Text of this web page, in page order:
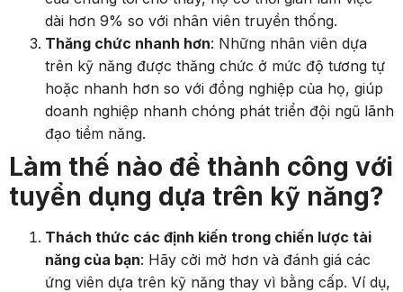
dài hơn 9% so với nhân viên truyền thống.
Thăng chức nhanh hơn: Những nhân viên dựa
trên kỹ năng được thăng chức ở mức độ tương tự
hoặc nhanh hơn so với đồng nghiệp của họ, giúp
doanh nghiệp nhanh chóng phát triển đội ngũ lãnh
đạo tiềm năng.
Làm thế nào để thành công với
tuyển dụng dựa trên kỹ năng?
Thách thức các định kiến trong chiến lược tài
năng của bạn: Hãy cởi mở hơn và đánh giá các
ứng viên dựa trên kỹ năng thay vì bằng cấp. Ví dụ,